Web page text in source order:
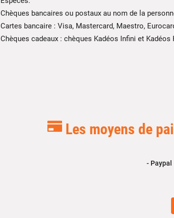
Chèques bancaires ou postaux au nom de la
Cartes bancaire : Visa, Mastercard, Maestro,
Chèques cadeaux : chèques Kadéos Infini et Kadéos
Les moyens de
- Paypal